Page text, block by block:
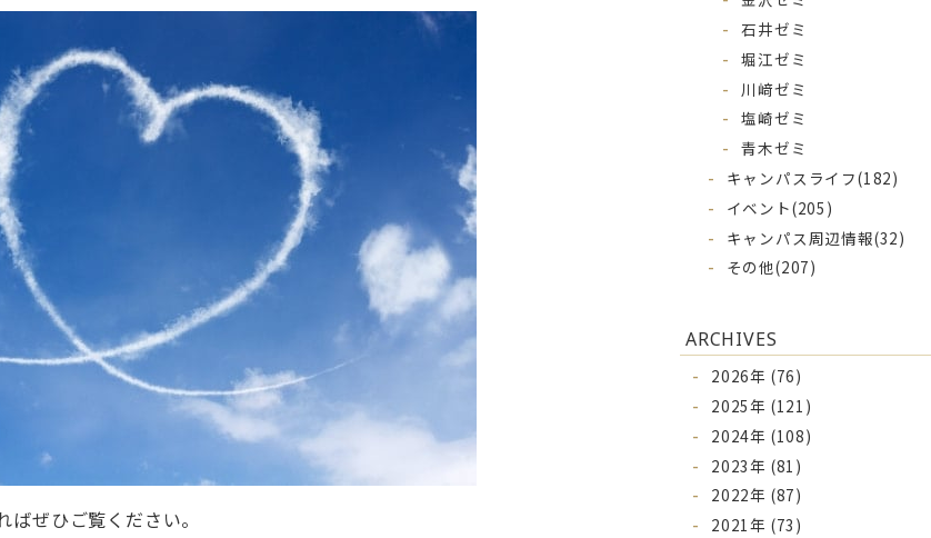
ぜひご覧ください。
石井ゼミ
堀江ゼミ
川﨑ゼミ
塩崎ゼミ
青木ゼミ
キャンパスライフ(182)
イベント(205)
キャンパス周辺情報(32)
その他(207)
ARCHIVES
2026年 (76)
2025年 (121)
2024年 (108)
2023年 (81)
2022年 (87)
2021年 (73)